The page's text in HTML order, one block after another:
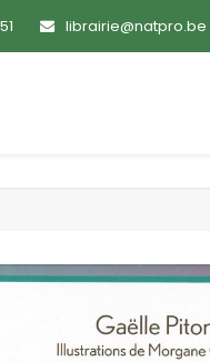
librairie@natpro.be